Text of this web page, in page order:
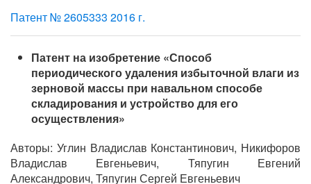
Патент № 2605333 2016 г.
Патент на изобретение «Способ
периодического удаления избыточной влаги из
зерновой массы при навальном способе
складирования и устройство для его
осуществления»
Авторы: Углин Владислав Константинович, Никифоров
Владислав Евгеньевич, Тяпугин Евгений
Александрович, Тяпугин Сергей Евгеньевич